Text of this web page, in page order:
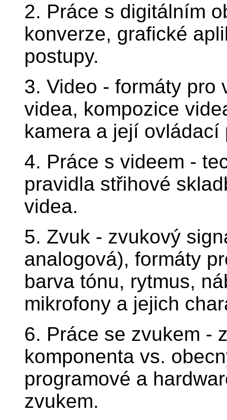
2. Práce s digitálním
konverze, grafické
postupy.
3. Video - formáty pro
videa, kompozice
kamera a její ovládací
4. Práce s videem -
pravidla střihové
videa.
5. Zvuk - zvukový
analogová), formáty
barva tónu, rytmus,
mikrofony a jejich
6. Práce se zvukem -
komponenta vs.
programové a
zvukem.